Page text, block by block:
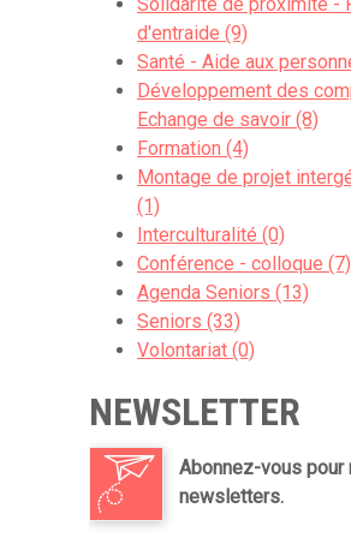
Campion Steve
Pour plus d'info:
d'entraide (9)
Santé - Aide aux
Développement des
Echange de savoir (8)
Formation (4)
Montage de projet
(1)
Interculturalité (0)
Conférence - colloque (7)
Agenda Seniors (13)
Seniors (33)
Volontariat (0)
NEWSLETTER
Abonnez-vous
newsletters.